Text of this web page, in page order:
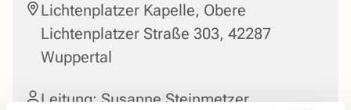
Lichtenplatzer Kapelle, Obere
Lichtenplatzer Straße 303, 42287
Wuppertal
Leitung: Susanne Steinmetzer